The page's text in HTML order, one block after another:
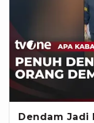
Dendam Jadi